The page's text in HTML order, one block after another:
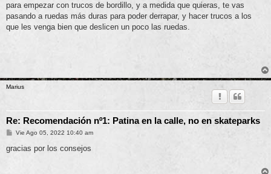
para empezar con trucos de bordillo, y a medida que quieras, te vas
pasando a ruedas más duras para poder derrapar, y hacer trucos a los
que les venga bien que deslicen un poco las ruedas.
Marius
Re: Recomendación nº1: Patina en la calle, no en skateparks
M
n
Vie Ago 05, 2022 10:40 am
gracias por los consejos